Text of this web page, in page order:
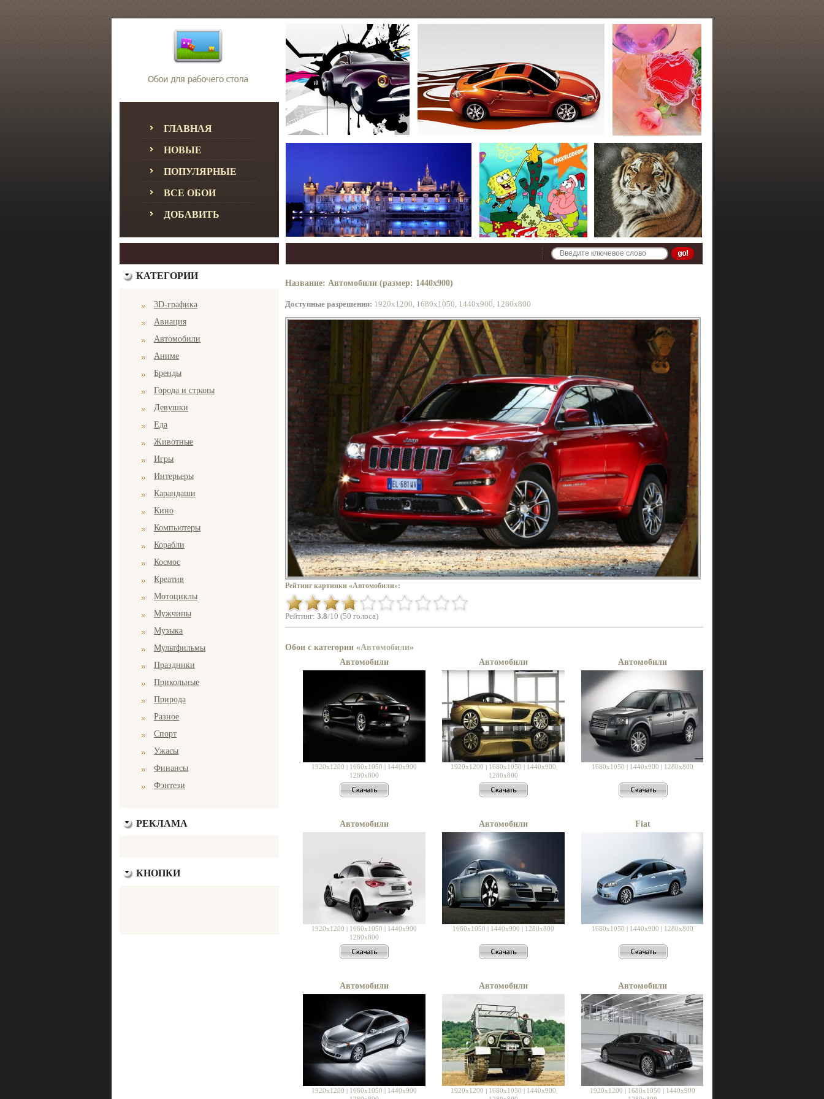
ГЛАВНАЯ
НОВЫЕ
ПОПУЛЯРНЫЕ
ВСЕ ОБОИ
ДОБАВИТЬ
КАТЕГОРИИ
3D-графика
Авиация
Автомобили
Аниме
Бренды
Города и страны
Девушки
Еда
Животные
Игры
Интерьеры
Карандаши
Кино
Компьютеры
Корабли
Космос
Креатив
Мотоциклы
Мужчины
Музыка
Мультфильмы
Праздники
Прикольные
Природа
Разное
Спорт
Ужасы
Финансы
Фэнтези
РЕКЛАМА
КНОПКИ
Название: Автомобили (размер: 1440x900)
Доступные разрешения: 1920x1200, 1680x1050, 1440x900, 1280x800
Рейтинг картинки «Автомобили»:
Рейтинг: 3.8/10 (50 голоса)
Обои с категории «Автомобили»
Автомобили
1920x1200 | 1680x1050 | 1440x900
1280x800
Автомобили
1920x1200 | 1680x1050 | 1440x900
1280x800
Автомобили
1680x1050 | 1440x900 | 1280x800
Автомобили
1920x1200 | 1680x1050 | 1440x900
1280x800
Автомобили
1680x1050 | 1440x900 | 1280x800
Fiat
1680x1050 | 1440x900 | 1280x800
Автомобили
1920x1200 | 1680x1050 | 1440x900
Автомобили
1920x1200 | 1680x1050 | 1440x900
Автомобили
1920x1200 | 1680x1050 | 1440x900